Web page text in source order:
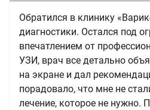
Обратился в клинику
диагностики. Остался под
впечатлением от
УЗИ, врач все детально
на экране и дал
порадовало, что мне не
лечение, которое не нужно.